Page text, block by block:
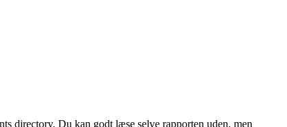
directory. Du kan godt læse selve rapporten uden, men